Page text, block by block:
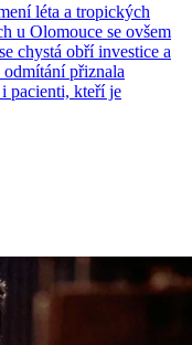
léta a tropických
u Olomouce se ovšem
chystá obří investice a
přiznala
pacienti, kteří je